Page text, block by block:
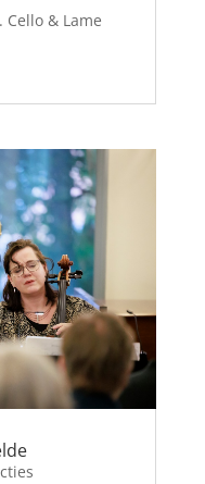
Cello & Lame